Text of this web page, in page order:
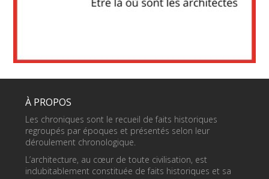
À PROPOS
Les chroniques sont le recueil de faits historiques
regroupés par époques et présentés selon leur
déroulement chronologique.
L’architecture, au cœur de toute civilisation, est
indubitablement constituée de faits historiques et sa